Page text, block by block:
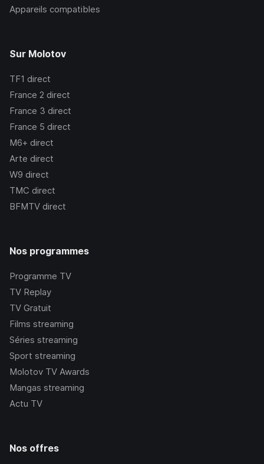
Appareils compatibles
Sur Molotov
TF1 direct
France 2 direct
France 3 direct
France 5 direct
M6+ direct
Arte direct
W9 direct
TMC direct
BFMTV direct
Nos programmes
Programme TV
TV Replay
TV Gratuit
Films streaming
Séries streaming
Sport streaming
Molotov TV Awards
Mangas streaming
Actu TV
Nos offres